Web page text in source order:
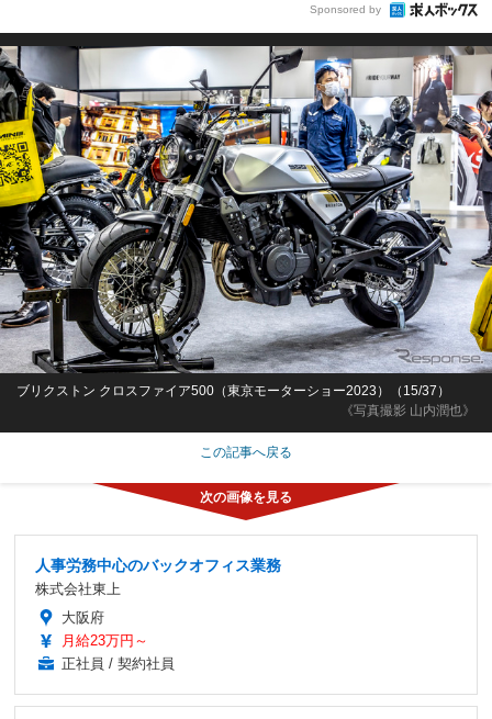
Sponsored by
《写真撮影 山内潤也》
ブリクストン クロスファイア500（東京モーターショー2023）（15/37）
この記事へ戻る
人事労務中心のバックオフィス業務
株式会社東上
大阪府
月給23万円～
正社員 / 契約社員